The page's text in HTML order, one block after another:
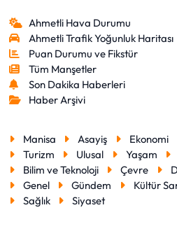
Ahmetli Hava Durumu
Ahmetli Trafik Yoğunluk Haritası
Puan Durumu ve Fikstür
Tüm Manşetler
Son Dakika Haberleri
Haber Arşivi
Manisa Asayiş Ekonomi
Turizm
Ulusal Yaşam
Bilim ve Teknoloji
Çevre
Genel
Gündem Kültür
Sağlık
Siyaset